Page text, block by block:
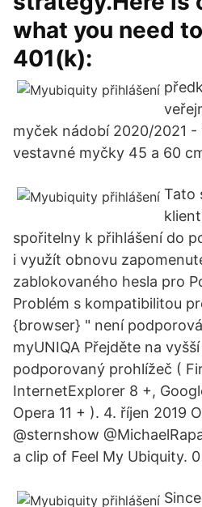
what you need
401(k):
myček nádobí 2020/2021 -
vestavné myčky 45 a 60
Tato
spořitelny k přihlášení do
i využít obnovu
zablokovaného hesla pro
Problém s kompatibilitou
{browser} " není
myUNIQA Přejděte na
podporovaný prohlížeč (
InternetExplorer 8 +,
Opera 11 + ). 4. říjen 2019
@sternshow
a clip of Feel My Ubiquity.